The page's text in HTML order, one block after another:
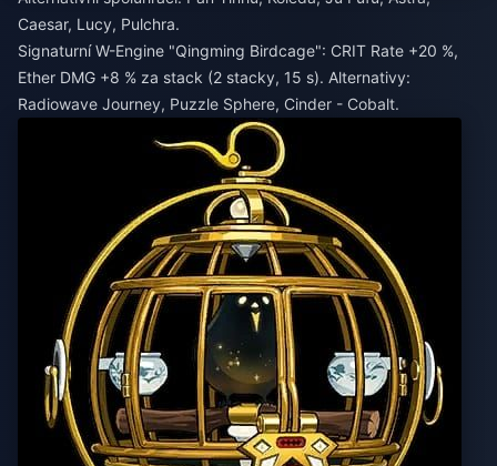
Caesar, Lucy, Pulchra.
Signaturní W-Engine "Qingming Birdcage": CRIT Rate +20 %,
Ether DMG +8 % za stack (2 stacky, 15 s). Alternativy:
Radiowave Journey, Puzzle Sphere, Cinder - Cobalt.